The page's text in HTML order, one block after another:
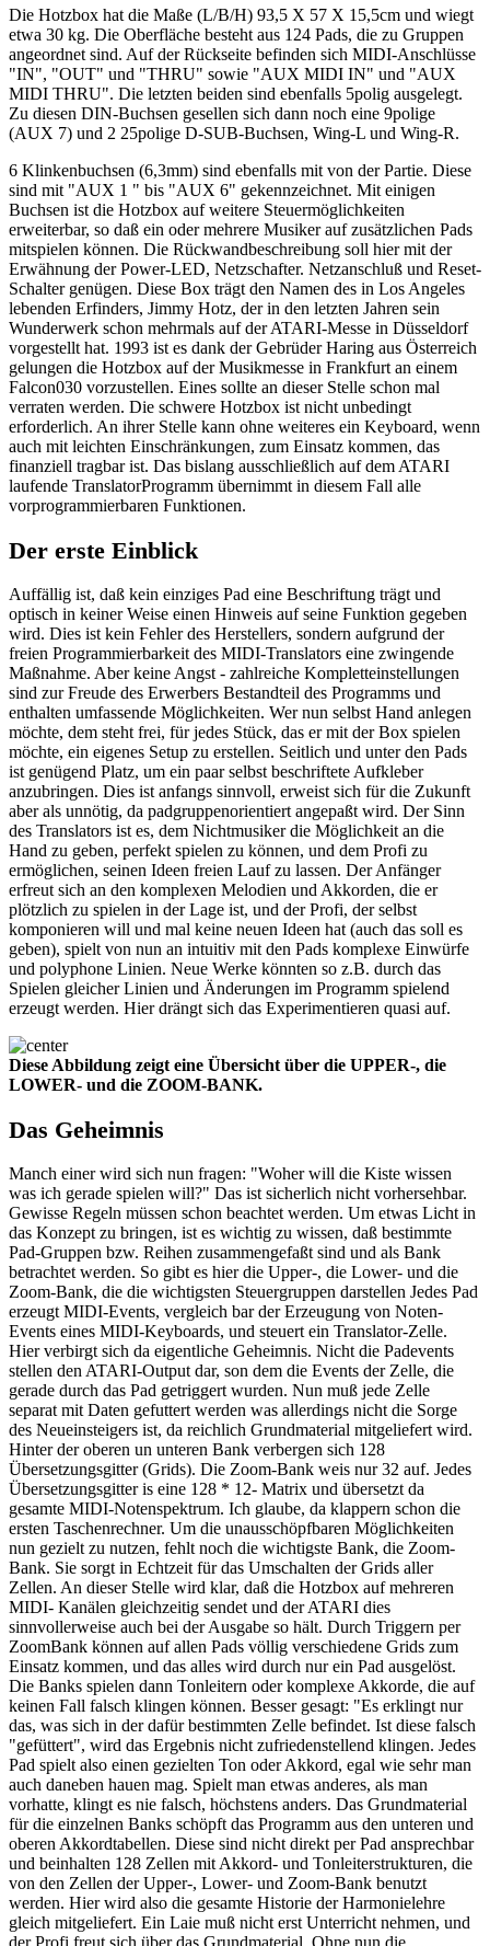
Die Hotzbox hat die Maße (L/B/H) 93,5 X 57 X 15,5cm und wiegt
etwa 30 kg. Die Oberfläche besteht aus 124 Pads, die zu Gruppen
angeordnet sind. Auf der Rückseite befinden sich MIDI-Anschlüsse
"IN", "OUT" und "THRU" sowie "AUX MIDI IN" und "AUX
MIDI THRU". Die letzten beiden sind ebenfalls 5polig ausgelegt.
Zu diesen DIN-Buchsen gesellen sich dann noch eine 9polige
(AUX 7) und 2 25polige D-SUB-Buchsen, Wing-L und Wing-R.
6 Klinkenbuchsen (6,3mm) sind ebenfalls mit von der Partie. Diese
sind mit "AUX 1 " bis "AUX 6" gekennzeichnet. Mit einigen
Buchsen ist die Hotzbox auf weitere Steuermöglichkeiten
erweiterbar, so daß ein oder mehrere Musiker auf zusätzlichen Pads
mitspielen können. Die Rückwandbeschreibung soll hier mit der
Erwähnung der Power-LED, Netzschafter. Netzanschluß und Reset-
Schalter genügen. Diese Box trägt den Namen des in Los Angeles
lebenden Erfinders, Jimmy Hotz, der in den letzten Jahren sein
Wunderwerk schon mehrmals auf der ATARI-Messe in Düsseldorf
vorgestellt hat. 1993 ist es dank der Gebrüder Haring aus Österreich
gelungen die Hotzbox auf der Musikmesse in Frankfurt an einem
Falcon030 vorzustellen. Eines sollte an dieser Stelle schon mal
verraten werden. Die schwere Hotzbox ist nicht unbedingt
erforderlich. An ihrer Stelle kann ohne weiteres ein Keyboard, wenn
auch mit leichten Einschränkungen, zum Einsatz kommen, das
finanziell tragbar ist. Das bislang ausschließlich auf dem ATARI
laufende TranslatorProgramm übernimmt in diesem Fall alle
vorprogrammierbaren Funktionen.
Der erste Einblick
Auffällig ist, daß kein einziges Pad eine Beschriftung trägt und
optisch in keiner Weise einen Hinweis auf seine Funktion gegeben
wird. Dies ist kein Fehler des Herstellers, sondern aufgrund der
freien Programmierbarkeit des MIDI-Translators eine zwingende
Maßnahme. Aber keine Angst - zahlreiche Kompletteinstellungen
sind zur Freude des Erwerbers Bestandteil des Programms und
enthalten umfassende Möglichkeiten. Wer nun selbst Hand anlegen
möchte, dem steht frei, für jedes Stück, das er mit der Box spielen
möchte, ein eigenes Setup zu erstellen. Seitlich und unter den Pads
ist genügend Platz, um ein paar selbst beschriftete Aufkleber
anzubringen. Dies ist anfangs sinnvoll, erweist sich für die Zukunft
aber als unnötig, da padgruppenorientiert angepaßt wird. Der Sinn
des Translators ist es, dem Nichtmusiker die Möglichkeit an die
Hand zu geben, perfekt spielen zu können, und dem Profi zu
ermöglichen, seinen Ideen freien Lauf zu lassen. Der Anfänger
erfreut sich an den komplexen Melodien und Akkorden, die er
plötzlich zu spielen in der Lage ist, und der Profi, der selbst
komponieren will und mal keine neuen Ideen hat (auch das soll es
geben), spielt von nun an intuitiv mit den Pads komplexe Einwürfe
und polyphone Linien. Neue Werke könnten so z.B. durch das
Spielen gleicher Linien und Änderungen im Programm spielend
erzeugt werden. Hier drängt sich das Experimentieren quasi auf.
Diese Abbildung zeigt eine Übersicht über die UPPER-, die
LOWER- und die ZOOM-BANK.
Das Geheimnis
Manch einer wird sich nun fragen: "Woher will die Kiste wissen
was ich gerade spielen will?" Das ist sicherlich nicht vorhersehbar.
Gewisse Regeln müssen schon beachtet werden. Um etwas Licht in
das Konzept zu bringen, ist es wichtig zu wissen, daß bestimmte
Pad-Gruppen bzw. Reihen zusammengefaßt sind und als Bank
betrachtet werden. So gibt es hier die Upper-, die Lower- und die
Zoom-Bank, die die wichtigsten Steuergruppen darstellen Jedes Pad
erzeugt MIDI-Events, vergleich bar der Erzeugung von Noten-
Events eines MIDI-Keyboards, und steuert ein Translator-Zelle.
Hier verbirgt sich da eigentliche Geheimnis. Nicht die Padevents
stellen den ATARI-Output dar, son dem die Events der Zelle, die
gerade durch das Pad getriggert wurden. Nun muß jede Zelle
separat mit Daten gefuttert werden was allerdings nicht die Sorge
des Neueinsteigers ist, da reichlich Grundmaterial mitgeliefert wird.
Hinter der oberen un unteren Bank verbergen sich 128
Übersetzungsgitter (Grids). Die Zoom-Bank weis nur 32 auf. Jedes
Übersetzungsgitter is eine 128 * 12- Matrix und übersetzt da
gesamte MIDI-Notenspektrum. Ich glaube, da klappern schon die
ersten Taschenrechner. Um die unausschöpfbaren Möglichkeiten
nun gezielt zu nutzen, fehlt noch die wichtigste Bank, die Zoom-
Bank. Sie sorgt in Echtzeit für das Umschalten der Grids aller
Zellen. An dieser Stelle wird klar, daß die Hotzbox auf mehreren
MIDI- Kanälen gleichzeitig sendet und der ATARI dies
sinnvollerweise auch bei der Ausgabe so hält. Durch Triggern per
ZoomBank können auf allen Pads völlig verschiedene Grids zum
Einsatz kommen, und das alles wird durch nur ein Pad ausgelöst.
Die Banks spielen dann Tonleitern oder komplexe Akkorde, die auf
keinen Fall falsch klingen können. Besser gesagt: "Es erklingt nur
das, was sich in der dafür bestimmten Zelle befindet. Ist diese falsch
"gefüttert", wird das Ergebnis nicht zufriedenstellend klingen. Jedes
Pad spielt also einen gezielten Ton oder Akkord, egal wie sehr man
auch daneben hauen mag. Spielt man etwas anderes, als man
vorhatte, klingt es nie falsch, höchstens anders. Das Grundmaterial
für die einzelnen Banks schöpft das Programm aus den unteren und
oberen Akkordtabellen. Diese sind nicht direkt per Pad ansprechbar
und beinhalten 128 Zellen mit Akkord- und Tonleiterstrukturen, die
von den Zellen der Upper-, Lower- und Zoom-Bank benutzt
werden. Hier wird also die gesamte Historie der Harmonielehre
gleich mitgeliefert. Ein Laie muß nicht erst Unterricht nehmen, und